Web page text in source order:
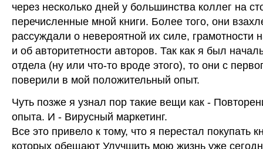
через несколько дней у большинства коллег на
перечисленные мной книги. Более того, они
рассуждали о невероятной их силе, грамотности
и об авторитетности авторов. Так как я был
отдела (ну или что-то вроде этого), то они с
поверили в мой положительный опыт.
Чуть позже я узнал пор такие вещи как -
опыта. И - Вирусный маркетинг.
Все это привело к тому, что я перестал покупать
которых обещают Улучшить мою жизнь уже